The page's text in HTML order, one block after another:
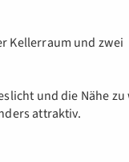
Kellerraum und zwei
und die Nähe
attraktiv.